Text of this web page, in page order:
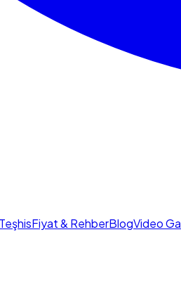
Fiyat & RehberBlogVideo